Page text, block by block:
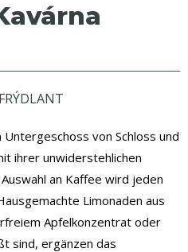
FRÝDLANT
von Schloss und
ihrer unwiderstehlichen
an Kaffee wird jeden
Limonaden aus
Apfelkonzentrat oder
sind, ergänzen das